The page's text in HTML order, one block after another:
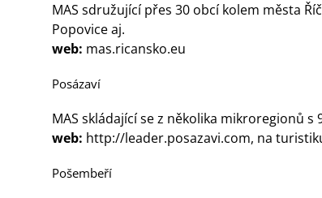
MAS sdružující přes 30 obcí kolem města
Popovice aj.
web: mas.ricansko.eu
Posázaví
MAS skládající se z několika mikroregionů s
web: http://leader.posazavi.com, na
Pošembeří